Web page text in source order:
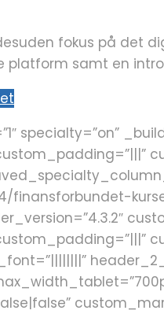
fokus på det
platform samt en
specialty=”on”
finansforbundet-